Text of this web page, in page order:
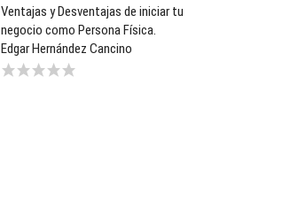
Ventajas y Desventajas de iniciar tu
negocio como Persona Física.
Edgar Hernández Cancino